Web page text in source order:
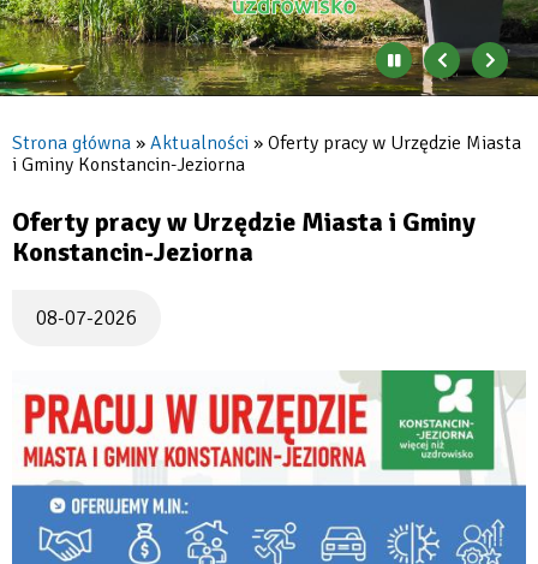
Zatrzymaj
automatyczne
się
banerów
Poprzedni
bannerbaner
Ścieżka
Strona główna Aktualności
Oferty pracy w Urzędzie Miasta
i Gminy Konstancin-Jeziorna
Oferty pracy w Urzędzie Miasta i Gminy
Konstancin-Jeziorna
08-07-2026